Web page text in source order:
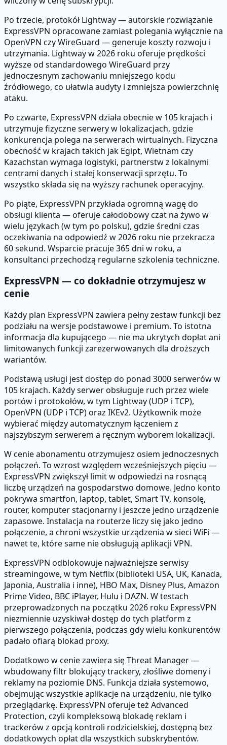
Po trzecie, protokół Lightway — autorskie rozwiązanie
ExpressVPN opracowane zamiast polegania wyłącznie na
OpenVPN czy WireGuard — generuje koszty rozwoju i
utrzymania. Lightway w 2026 roku oferuje prędkości
wyższe od standardowego WireGuard przy
jednoczesnym zachowaniu mniejszego kodu
źródłowego, co ułatwia audyty i zmniejsza powierzchnię
ataku.
Po czwarte, ExpressVPN działa obecnie w 105 krajach i
utrzymuje fizyczne serwery w lokalizacjach, gdzie
konkurencja polega na serwerach wirtualnych. Fizyczna
obecność w krajach takich jak Egipt, Wietnam czy
Kazachstan wymaga logistyki, partnerstw z lokalnymi
centrami danych i stałej konserwacji sprzętu. To
wszystko składa się na wyższy rachunek operacyjny.
Po piąte, ExpressVPN przykłada ogromną wagę do
obsługi klienta — oferuje całodobowy czat na żywo w
wielu językach (w tym po polsku), gdzie średni czas
oczekiwania na odpowiedź w 2026 roku nie przekracza
60 sekund. Wsparcie pracuje 365 dni w roku, a
konsultanci przechodzą regularne szkolenia techniczne.
ExpressVPN — co dokładnie otrzymujesz w
cenie
Każdy plan ExpressVPN zawiera pełny zestaw funkcji bez
podziału na wersje podstawowe i premium. To istotna
informacja dla kupującego — nie ma ukrytych dopłat ani
limitowanych funkcji zarezerwowanych dla droższych
wariantów.
Podstawą usługi jest dostęp do ponad 3000 serwerów w
105 krajach. Każdy serwer obsługuje ruch przez wiele
portów i protokołów, w tym Lightway (UDP i TCP),
OpenVPN (UDP i TCP) oraz IKEv2. Użytkownik może
wybierać między automatycznym łączeniem z
najszybszym serwerem a ręcznym wyborem lokalizacji.
W cenie abonamentu otrzymujesz osiem jednoczesnych
połączeń. To wzrost względem wcześniejszych pięciu —
ExpressVPN zwiększył limit w odpowiedzi na rosnącą
liczbę urządzeń na gospodarstwo domowe. Jedno konto
pokrywa smartfon, laptop, tablet, Smart TV, konsolę,
router, komputer stacjonarny i jeszcze jedno urządzenie
zapasowe. Instalacja na routerze liczy się jako jedno
połączenie, a chroni wszystkie urządzenia w sieci WiFi —
nawet te, które same nie obsługują aplikacji VPN.
ExpressVPN odblokowuje najważniejsze serwisy
streamingowe, w tym Netflix (biblioteki USA, UK, Kanada,
Japonia, Australia i inne), HBO Max, Disney Plus, Amazon
Prime Video, BBC iPlayer, Hulu i DAZN. W testach
przeprowadzonych na początku 2026 roku ExpressVPN
niezmiennie uzyskiwał dostęp do tych platform z
pierwszego połączenia, podczas gdy wielu konkurentów
padało ofiarą blokad proxy.
Dodatkowo w cenie zawiera się Threat Manager —
wbudowany filtr blokujący trackery, złośliwe domeny i
reklamy na poziomie DNS. Funkcja działa systemowo,
obejmując wszystkie aplikacje na urządzeniu, nie tylko
przeglądarkę. ExpressVPN oferuje też Advanced
Protection, czyli kompleksową blokadę reklam i
trackerów z opcją kontroli rodzicielskiej, dostępną bez
dodatkowych opłat dla wszystkich subskrybentów.